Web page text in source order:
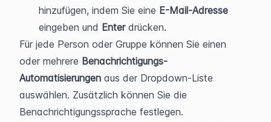
hinzufügen, indem Sie eine E-Mail-Adresse
eingeben und Enter drücken.
Für jede Person oder Gruppe können Sie einen
oder mehrere Benachrichtigungs-
Automatisierungen aus der Dropdown-Liste
auswählen. Zusätzlich können Sie die
Benachrichtigungssprache festlegen.